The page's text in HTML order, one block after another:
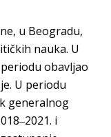
u Beogradu,
nauka. U
obavljao
U periodu
generalnog
i